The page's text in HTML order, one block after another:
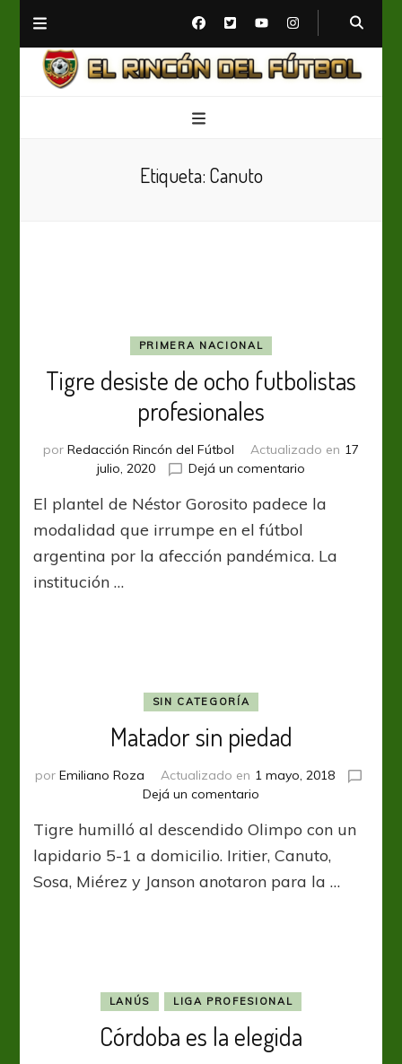
Etiqueta: Canuto
PRIMERA NACIONAL
Tigre desiste de ocho futbolistas
profesionales
por Redacción Rincón del Fútbol Actualizado en 17
julio, 2020
Dejá un comentario
desiste
futbolistas
El plantel de Néstor Gorosito padece la
modalidad que irrumpe en el fútbol
argentina por la afección pandémica. La
institución …
SIN CATEGORÍA
Matador sin piedad
por Emiliano Roza Actualizado en 1 mayo, 2018
Dejá un comentario
sin
piedad
Tigre humilló al descendido Olimpo con un
lapidario 5-1 a domicilio. Iritier, Canuto,
Sosa, Miérez y Janson anotaron para la …
LANÚS LIGA PROFESIONAL
Córdoba es la elegida